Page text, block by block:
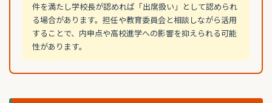
件を満たし学校長が認めれば「出席扱い」として認められ
る場合があります。担任や教育委員会と相談しながら活用
することで、内申点や高校進学への影響を抑えられる可能
性があります。